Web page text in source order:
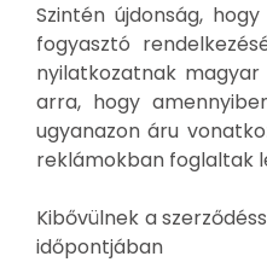
Szintén újdonság,
fogyasztó
nyilatkozatnak
arra, hogy
ugyanazon áru
reklámokban foglaltak
Kibővülnek a
időpontjában